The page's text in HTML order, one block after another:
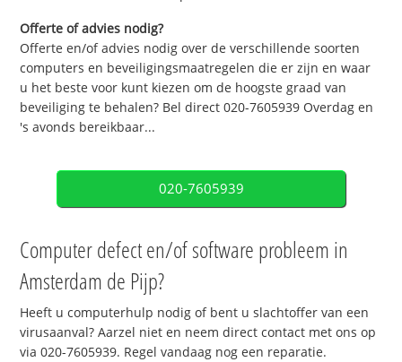
Offerte of advies nodig?
Offerte en/of advies nodig over de verschillende soorten
computers en beveiligingsmaatregelen die er zijn en waar
u het beste voor kunt kiezen om de hoogste graad van
beveiliging te behalen? Bel direct 020-7605939 Overdag en
's avonds bereikbaar...
020-7605939
Computer defect en/of software probleem in
Amsterdam de Pijp?
Heeft u computerhulp nodig of bent u slachtoffer van een
virusaanval? Aarzel niet en neem direct contact met ons op
via 020-7605939. Regel vandaag nog een reparatie.